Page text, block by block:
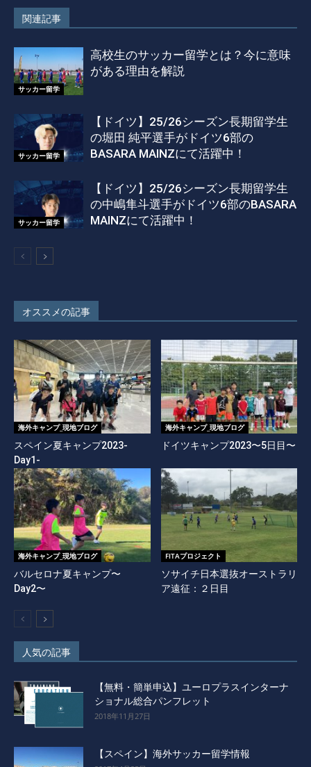
関連記事
サッカー留学
高校生のサッカー留学とは？今に意味
がある理由を解説
サッカー留学
【ドイツ】25/26シーズン長期留学生
の堀田 純平選手がドイツ6部の
BASARA MAINZにて活躍中！
サッカー留学
【ドイツ】25/26シーズン長期留学生
の中嶋隼斗選手がドイツ6部のBASARA
MAINZにて活躍中！
オススメの記事
海外キャンプ_現地ブログ
スペイン夏キャンプ2023-
Day1-
海外キャンプ_現地ブログ
ドイツキャンプ2023〜5日目〜
海外キャンプ_現地ブログ
バルセロナ夏キャンプ〜
Day2〜
FITAプロジェクト
ソサイチ日本選抜オーストラリ
ア遠征：２日目
人気の記事
【無料・簡単申込】ユーロプラスインターナ
ショナル総合パンフレット
2018年11月27日
【スペイン】海外サッカー留学情報